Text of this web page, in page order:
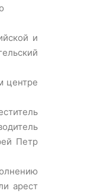
и
центре
Петр
арест